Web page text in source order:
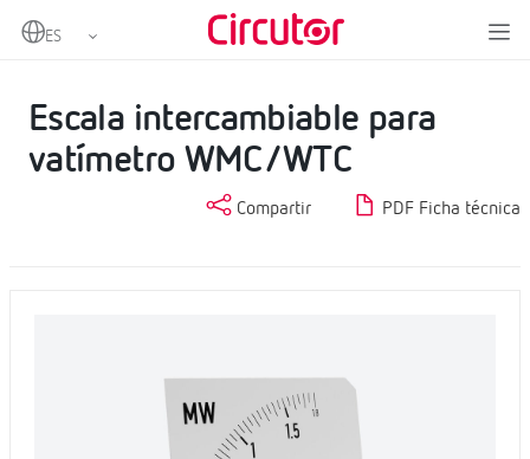
Home Instrumentación analógica
Escala intercambiable para
vatímetro WMC/WTC
Compartir PDF Ficha técnica